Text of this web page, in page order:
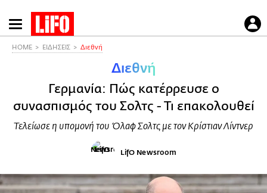
Παράκαμψη
προς
HOME ΕΙΔΗΣΕΙΣ Διεθνή
Διεθνή
Γερμανία: Πώς κατέρρευσε ο
συνασπισμός του Σολτς - Τι επακολουθεί
Τελείωσε η υπομονή του Όλαφ Σολτς με τον Κρίστιαν Λίντνερ
LifO Newsroom